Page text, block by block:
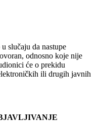
slučaju da nastupe
odnosno koje nije
će o prekidu
ili drugih javnih